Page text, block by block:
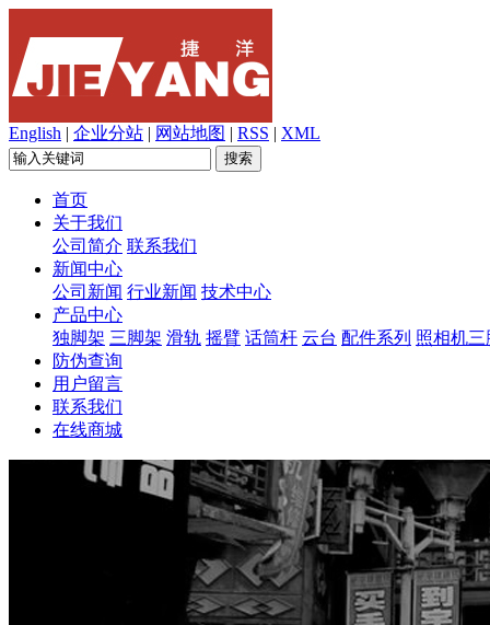
English | 企业分站 | 网站地图 | RSS | XML
首页
关于我们
公司简介 联系我们
新闻中心
公司新闻 行业新闻 技术中心
产品中心
独脚架 三脚架 滑轨 摇臂 话筒杆 云台 配件系列 照相机三
防伪查询
用户留言
联系我们
在线商城